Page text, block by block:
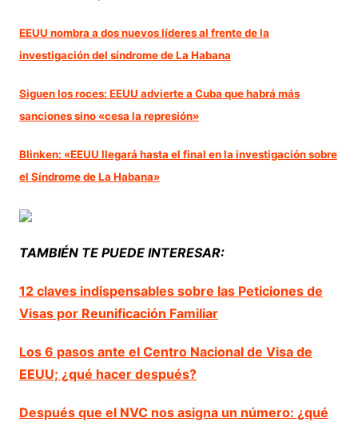
EEUU nombra a dos nuevos líderes al frente de la
investigación del síndrome de La Habana
Siguen los roces: EEUU advierte a Cuba que habrá más
sanciones sino «cesa la represión»
Blinken: «EEUU llegará hasta el final en la investigación sobre
el Síndrome de La Habana»
TAMBIÉN TE PUEDE INTERESAR:
12 claves indispensables sobre las Peticiones de
Visas por Reunificación Familiar
Los 6 pasos ante el Centro Nacional de Visa de
EEUU; ¿qué hacer después?
Después que el NVC nos asigna un número: ¿qué